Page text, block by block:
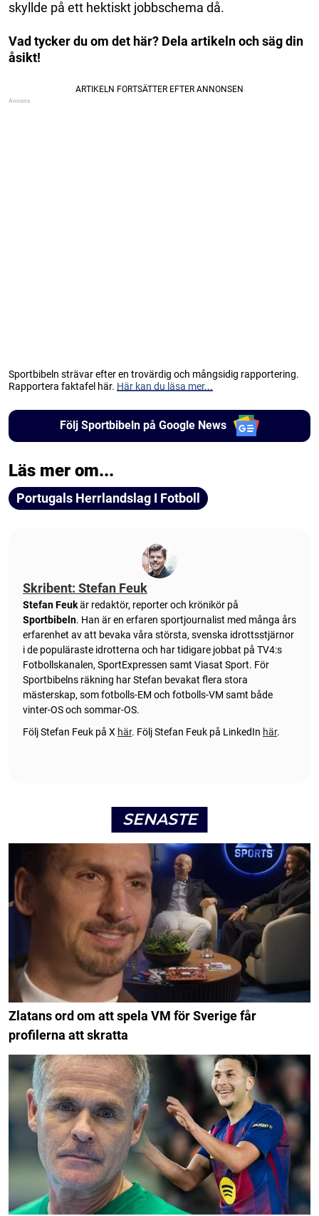
skyllde på ett hektiskt jobbschema då.
Vad tycker du om det här? Dela artikeln och säg din
åsikt!
Sportbibeln strävar efter en trovärdig och mångsidig rapportering.
Rapportera faktafel här. Här kan du läsa mer...
Följ Sportbibeln på Google News
Läs mer om...
Portugals Herrlandslag I Fotboll
Skribent: Stefan Feuk
Stefan Feukär redaktör, reporter och krönikör på
Sportbibeln. Han är en erfaren sportjournalist med många års
erfarenhet av att bevaka våra största, svenska idrottsstjärnor
i de populäraste idrotterna och har tidigare jobbat på TV4:s
Fotbollskanalen, SportExpressen samt Viasat Sport. För
Sportbibelns räkning har Stefan bevakat flera stora
mästerskap, som fotbolls-EM och fotbolls-VM samt både
vinter-OS och sommar-OS.
Följ Stefan Feuk på X här. Följ Stefan Feuk på LinkedIn här.
SENASTE
Zlatans ord om att spela VM för Sverige får
profilerna att skratta